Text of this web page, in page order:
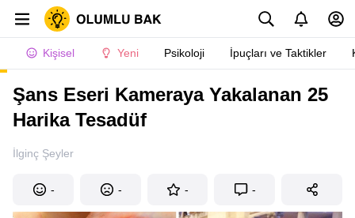
Kişisel Yeni Psikoloji İpuçları ve Taktikler
Şans Eseri Kameraya Yakalanan 25
Harika Tesadüf
İlginç Şeyler
- - - -